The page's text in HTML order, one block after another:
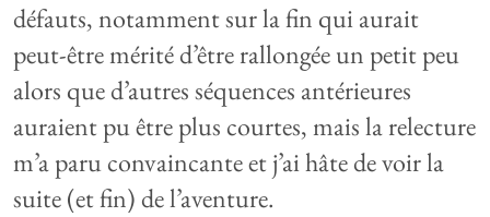
défauts, notamment sur la fin qui aurait
peut-être mérité d’être rallongée un petit peu
alors que d’autres séquences antérieures
auraient pu être plus courtes, mais la relecture
m’a paru convaincante et j’ai hâte de voir la
suite (et fin) de l’aventure.